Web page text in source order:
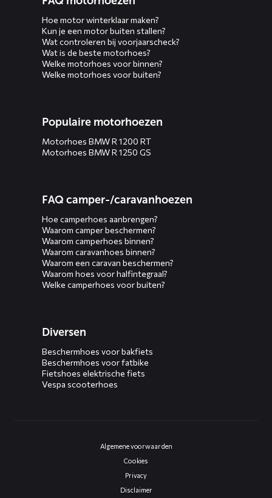
Hoe motor winterklaar maken?
Kun je een motor buiten stallen?
Wat controleren bij voorjaarscheck?
Wat is de beste motorhoes?
Welke motorhoes voor binnen?
Welke motorhoes voor buiten?
Populaire motorhoezen
Motorhoes BMW R 1200 RT
Motorhoes BMW R 1250 GS
FAQ camper-/caravanhoezen
Hoe camperhoes aanbrengen?
Waarom camper beschermen?
Waarom camperhoes binnen?
Waarom caravanhoes binnen?
Waarom een caravan beschermen?
Waarom hoes voor halfintegraal?
Welke camperhoes voor buiten?
Diversen
Beschermhoes voor bakfiets
Beschermhoes voor fatbike
Fietshoes elektrische fiets
Vespa scooterhoes
Algemene voorwaarden
Cookies
Privacy
Disclaimer